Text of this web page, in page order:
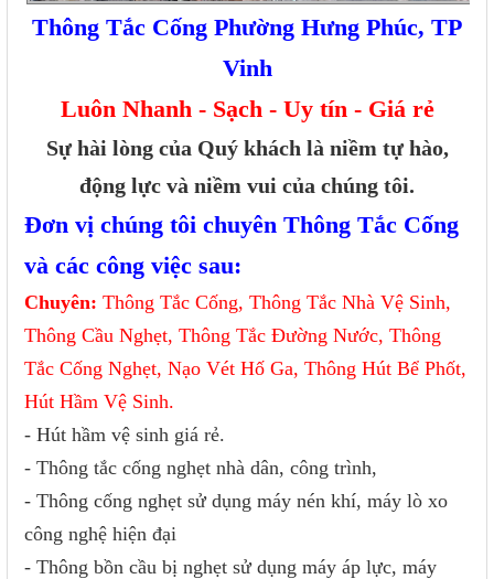
Thông Tắc Cống Phường Hưng Phúc, TP
Vinh
Luôn Nhanh - Sạch - Uy tín - Giá rẻ
Sự hài lòng của Quý khách là niềm tự hào,
động lực và niềm vui của chúng tôi.
Đơn vị chúng tôi chuyên Thông Tắc Cống
và các công việc sau:
Chuyên: Thông Tắc Cống, Thông Tắc Nhà Vệ Sinh,
Thông Cầu Nghẹt, Thông Tắc Đường Nước, Thông
Tắc Cống Nghẹt, Nạo Vét Hố Ga, Thông Hút Bể Phốt,
Hút Hầm Vệ Sinh.
- Hút hầm vệ sinh giá rẻ.
- Thông tắc cống nghẹt nhà dân, công trình,
- Thông cống nghẹt sử dụng máy nén khí, máy lò xo
công nghệ hiện đại
- Thông bồn cầu bị nghẹt sử dụng máy áp lực, máy